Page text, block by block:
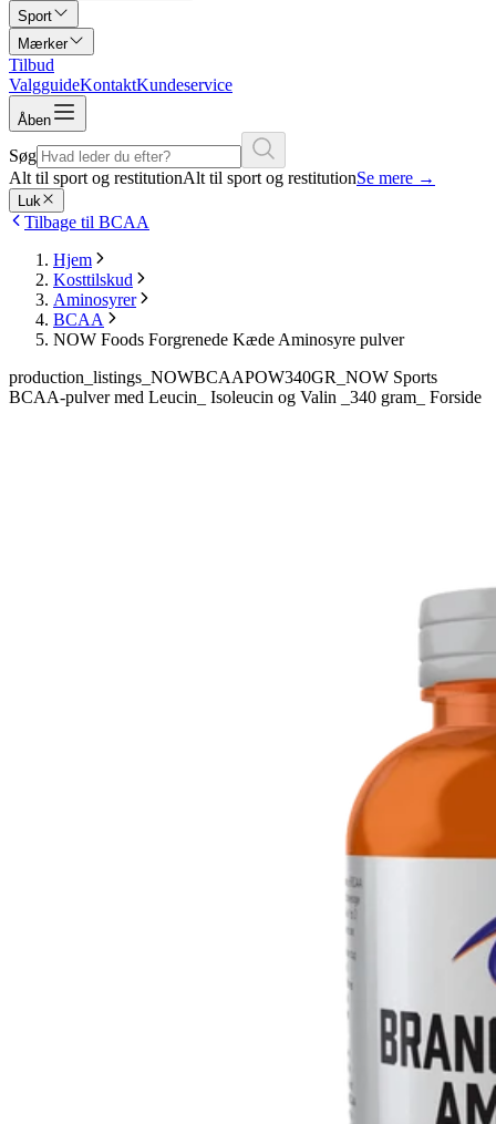
Sport
Mærker
Tilbud
ValgguideKontaktKundeservice
Åben
Søg
Alt til sport og restitutionAlt til sport og restitutionSe mere →
Luk
Tilbage til BCAA
Hjem
Kosttilskud
Aminosyrer
BCAA
NOW Foods Forgrenede Kæde Aminosyre pulver
production_listings_NOWBCAAPOW340GR_NOW Sports
BCAA-pulver med Leucin_ Isoleucin og Valin _340 gram_ Forside